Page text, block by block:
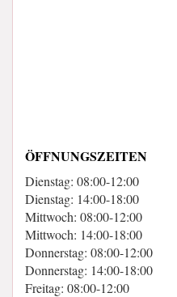
ÖFFNUNGSZEITEN
Dienstag: 08:00-12:00
Dienstag: 14:00-18:00
Mittwoch: 08:00-12:00
Mittwoch: 14:00-18:00
Donnerstag: 08:00-12:00
Donnerstag: 14:00-18:00
Freitag: 08:00-12:00